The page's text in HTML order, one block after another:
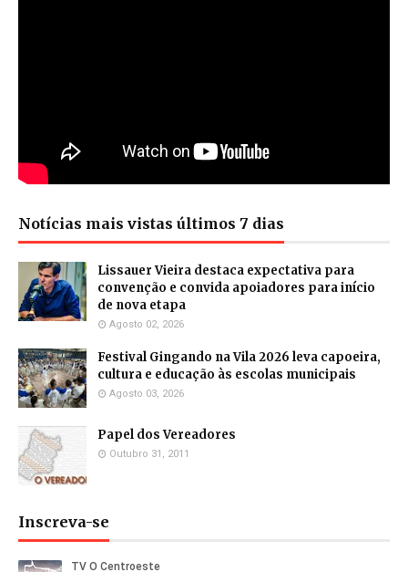
Notícias mais vistas últimos 7 dias
Lissauer Vieira destaca expectativa para
convenção e convida apoiadores para início
de nova etapa
Agosto 02, 2026
Festival Gingando na Vila 2026 leva capoeira,
cultura e educação às escolas municipais
Agosto 03, 2026
Papel dos Vereadores
Outubro 31, 2011
Inscreva-se